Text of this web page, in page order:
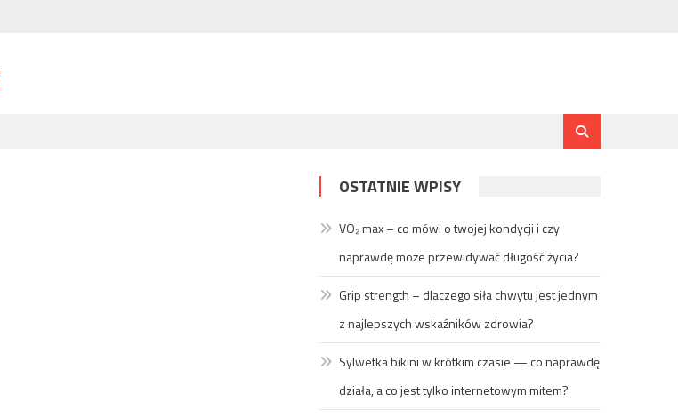
OSTATNIE WPISY
VO₂ max – co mówi o twojej kondycji i czy
naprawdę może przewidywać długość życia?
Grip strength – dlaczego siła chwytu jest jednym
z najlepszych wskaźników zdrowia?
Sylwetka bikini w krótkim czasie — co naprawdę
działa, a co jest tylko internetowym mitem?